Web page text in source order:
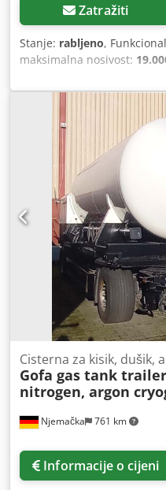
Zatražiti
Stanje: rabljeno,
maksimalna nosivost:
bijela, Godina proizvodnje:
Njemačka 761 km
Cisterna za kisik, dušik,
Gofa gas tank trailer
nitrogen, argon
Informacije o cijeni